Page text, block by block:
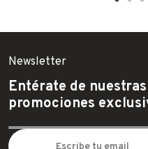
Newsletter
Entérate de
promociones